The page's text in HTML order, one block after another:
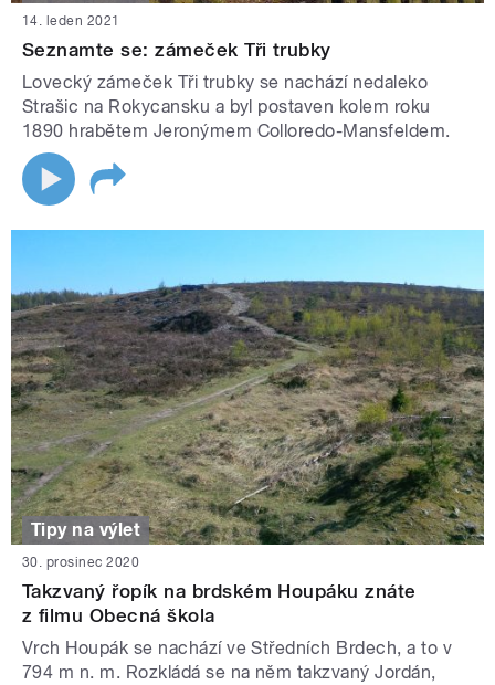
14. leden 2021
Seznamte se: zámeček Tři trubky
Lovecký zámeček Tři trubky se nachází nedaleko
Strašic na Rokycansku a byl postaven kolem roku
1890 hrabětem Jeronýmem Colloredo-Mansfeldem.
Tipy na výlet
30. prosinec 2020
Takzvaný řopík na brdském Houpáku znáte
z filmu Obecná škola
Vrch Houpák se nachází ve Středních Brdech, a to v
794 m n. m. Rozkládá se na něm takzvaný Jordán,